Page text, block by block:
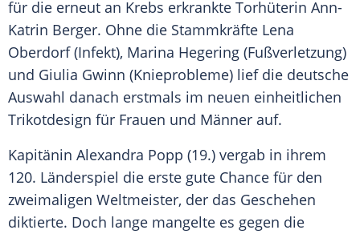
für die erneut an Krebs erkrankte Torhüterin Ann-
Katrin Berger. Ohne die Stammkräfte Lena
Oberdorf (Infekt), Marina Hegering (Fußverletzung)
und Giulia Gwinn (Knieprobleme) lief die deutsche
Auswahl danach erstmals im neuen einheitlichen
Trikotdesign für Frauen und Männer auf.
Kapitänin Alexandra Popp (19.) vergab in ihrem
120. Länderspiel die erste gute Chance für den
zweimaligen Weltmeister, der das Geschehen
diktierte. Doch lange mangelte es gegen die